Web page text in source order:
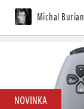
Michal Burian
NOVINKA